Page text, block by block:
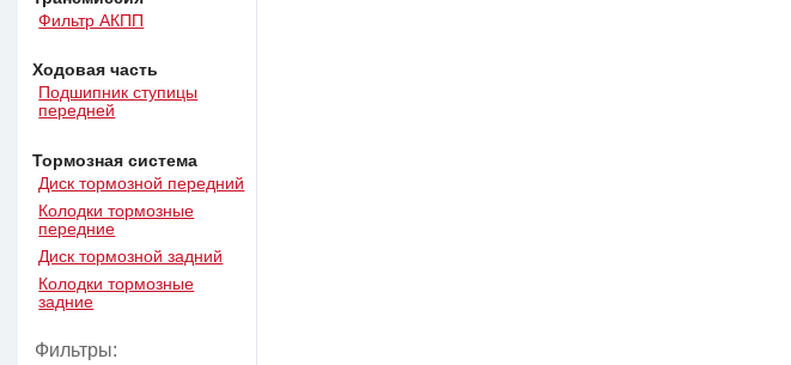
Фильтр АКПП
Ходовая часть
Подшипник ступицы
передней
Тормозная система
Диск тормозной передний
Колодки тормозные
передние
Диск тормозной задний
Колодки тормозные
задние
Фильтры: